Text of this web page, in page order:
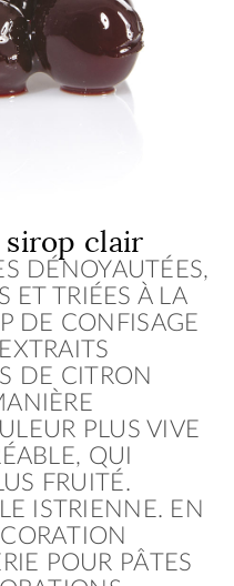
sirop clair
DÉNOYAUTÉES,
ET TRIÉES À LA
DE CONFISAGE
DE CITRON
PLUS VIVE
QUI
FRUITÉ.
ISTRIENNE. EN
POUR PÂTES